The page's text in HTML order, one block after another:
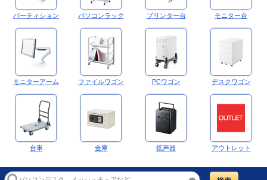
パーティション パソコンラック プリンター台 モニター台
モニターアーム ファイルワゴン PCワゴン デスクワゴン
台車 金庫 拡声器 アウトレット